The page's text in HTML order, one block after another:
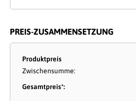
PREIS-ZUSAMMENSETZUNG
Produktpreis
Zwischensumme:
Gesamtpreis*: